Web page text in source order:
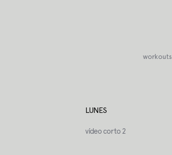
workouts
LUNES
vídeo corto 2